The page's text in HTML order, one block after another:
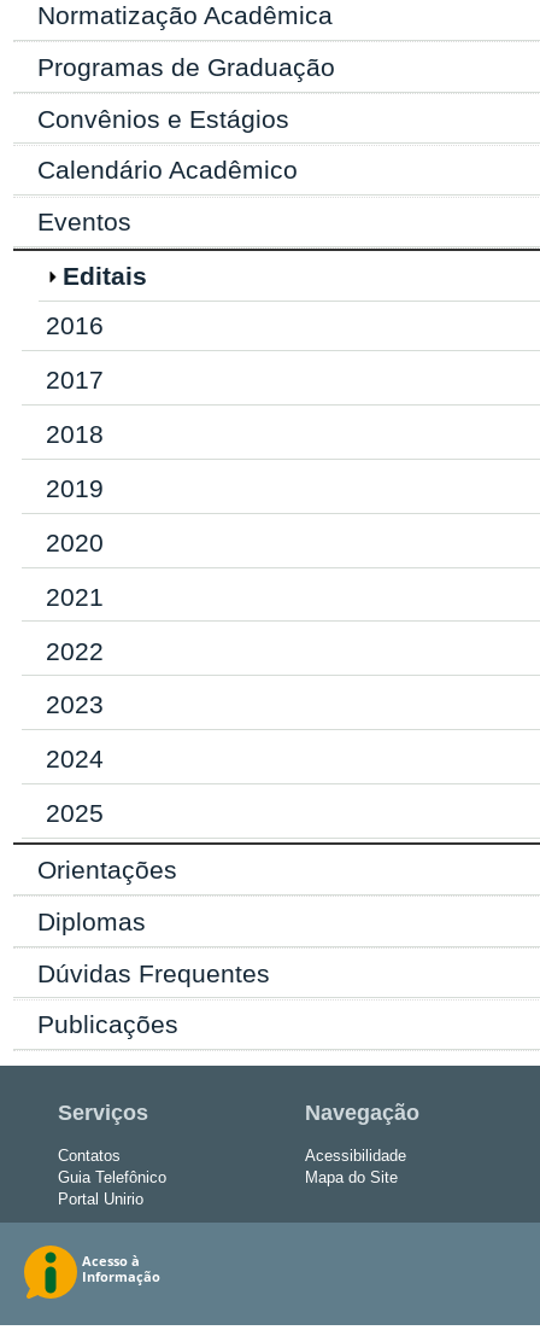
Normatização Acadêmica
Programas de Graduação
Convênios e Estágios
Calendário Acadêmico
Eventos
Editais
2016
2017
2018
2019
2020
2021
2022
2023
2024
2025
Orientações
Diplomas
Dúvidas Frequentes
Publicações
Serviços
Contatos
Guia Telefônico
Portal Unirio
Navegação
Acessibilidade
Mapa do Site